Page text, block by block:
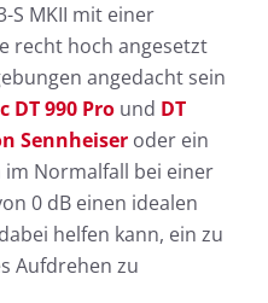
S MKII mit einer
recht hoch angesetzt
angedacht sein
DT 990 Pro und DT
Sennheiser oder ein
Normalfall bei einer
0 dB einen idealen
helfen kann, ein zu
Aufdrehen zu